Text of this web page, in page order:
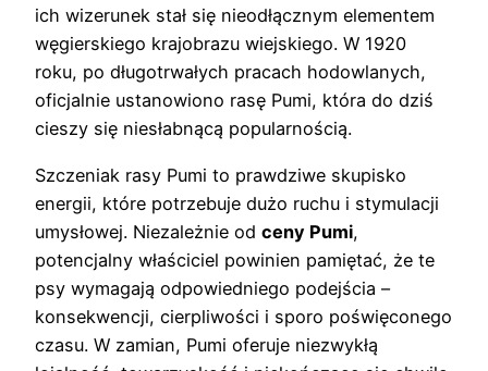
ich wizerunek stał się nieodłącznym elementem
węgierskiego krajobrazu wiejskiego. W 1920
roku, po długotrwałych pracach hodowlanych,
oficjalnie ustanowiono rasę Pumi, która do dziś
cieszy się niesłabnącą popularnością.
Szczeniak rasy Pumi to prawdziwe skupisko
energii, które potrzebuje dużo ruchu i stymulacji
umysłowej. Niezależnie od ceny Pumi,
potencjalny właściciel powinien pamiętać, że te
psy wymagają odpowiedniego podejścia –
konsekwencji, cierpliwości i sporo poświęconego
czasu. W zamian, Pumi oferuje niezwykłą